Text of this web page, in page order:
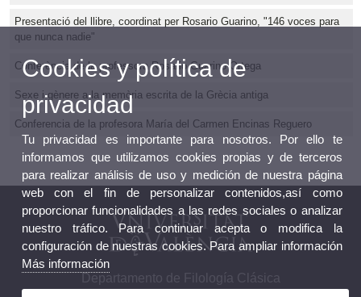
Presentació del llibre, coordinat per Rosario Guarino, "146 voces para
que nunca nadie"
Conferència de la professora Rosario Guarino Ortega
Sexe i gènere a la memòria escrita de la Grècia antiga
Conferencia de la profesora María del Carmen Encinas Reguero
Departamento de Filología Clásica
Cookies y política de
privacidad
Tu privacidad es importante para nosotros. Por ello te
informamos que utilizamos cookies propias y de terceros
para realizar análisis de uso y medición de nuestra página
web con el fin de personalizar contenidos,así como
proporcionar funcionalidades a las redes sociales o analizar
nuestro tráfico. Para continuar acepta o modifica la
configuración de nuestras cookies. Para ampliar información
Más información